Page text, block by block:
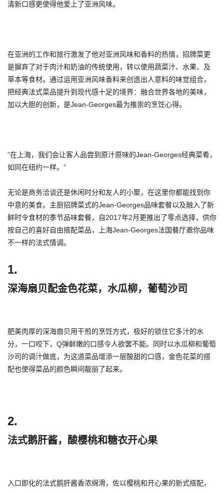
清新口感更使得他爱上了亚洲风味。
在亚洲的工作和旅行激发了他对亚洲风味和香料的热情，招牌菜更
是摒弃了对于肉汁和奶油的传统使用，转以使用蔬菜汁、水果、及
草本等食材。通过运用亚洲风味香料来创造出人意料的味觉组合，
把经典法式菜品提升到现代感十足的境界：融合世界各地的美味，
加以大胆的创新，是Jean-Georges最为推崇的烹饪心得。
“在上海，我们会让客人品尝到原汁原味的Jean-Georges经典菜肴，
如同在纽约一样。”
无论是商务洽谈还是休闲时分和友人的小聚，在这里你都能找到你
中意的美食。主厨招牌菜式的Jean-Georges品味套餐以及融入了新
鲜时令食材的季节品味套餐，自2017年2月更推出了零点选择，供你
按自己的喜好自由搭配菜品，上海Jean-Georges法国餐厅邀你品味
不一样的法式情调。
1.
深海扇贝配金色花菜，水瓜柳，葡萄沙司
肥美肉厚的深海扇贝用干煎的烹饪方式，极好的锁住它多汁的水
分，一口咬下，Q弹鲜嫩的口感令人欲罢不能。同时以水瓜柳和葡萄
沙司的调汁做底，为这道菜品增添一层酸甜的口感，金色花菜的搭
配也使得菜品的颜色瞬间靓丽了起来。
2.
法式鹅肝酱，酸樱桃和糖衣开心果
入口即化的法式鹅肝酱香浓绵滑，佐以樱桃和开心果的新式搭配，